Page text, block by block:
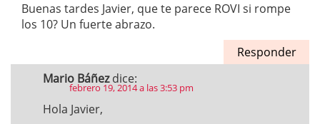
Buenas tardes Javier, que te parece ROVI si rompe
los 10? Un fuerte abrazo.
Responder
Mario Báñez dice:
febrero 19, 2014 a las 3:53 pm
Hola Javier,